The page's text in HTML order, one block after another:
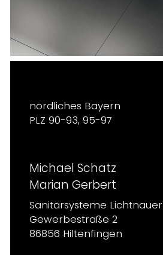
nördliches Bayern
PLZ 90-93, 95-97
Michael Schatz
Marian Gerbert
Sanitärsysteme Lichtnauer
Gewerbestraße 2
86856 Hiltenfingen